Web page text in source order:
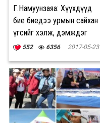
Г.Намуунзаяа: Хүүхдүүд
бие биедээ урмын сайхан
үгсийг хэлж, дэмждэг
байгаасай
552 6356 2017-05-23